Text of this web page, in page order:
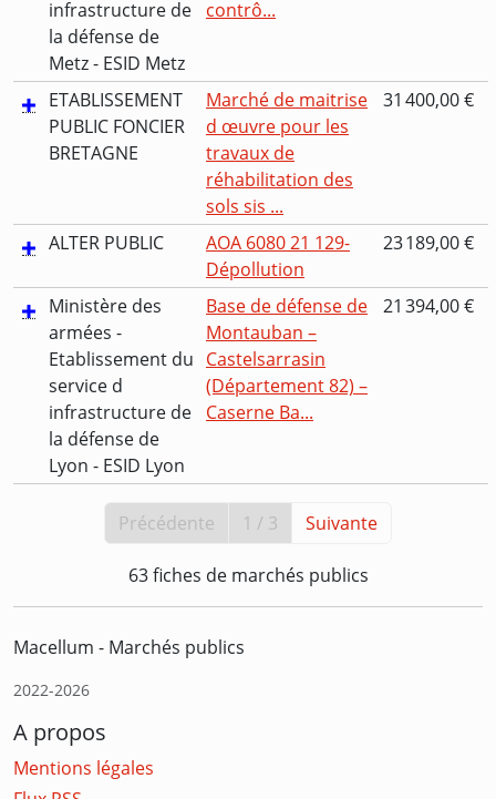
infrastructure de
la défense de
Metz - ESID Metz
contrô...
ETABLISSEMENT
PUBLIC FONCIER
BRETAGNE
Marché de maitrise
d œuvre pour les
travaux de
réhabilitation des
sols sis ...
31 400,00 €
ALTER PUBLIC
AOA 6080 21 129-
Dépollution
23 189,00 €
Ministère des
armées -
Etablissement du
service d
infrastructure de
la défense de
Lyon - ESID Lyon
Base de défense de
Montauban –
Castelsarrasin
(Département 82) –
Caserne Ba...
21 394,00 €
Précédente 1 / 3 Suivante
63 fiches de marchés publics
Macellum - Marchés publics
2022-2026
A propos
Mentions légales